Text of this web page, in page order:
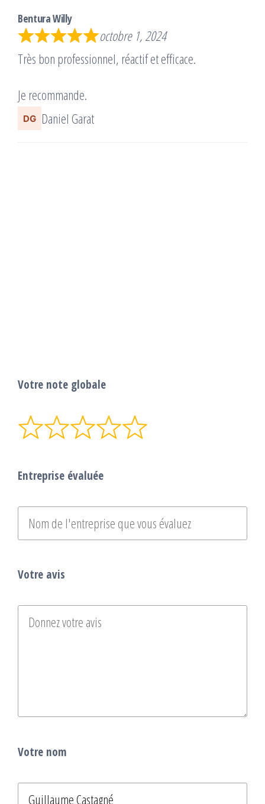
Bentura Willy
octobre 1, 2024
Très bon professionnel, réactif et efficace.
Je recommande.
Daniel Garat
Votre note globale
Entreprise évaluée
Votre avis
Votre nom